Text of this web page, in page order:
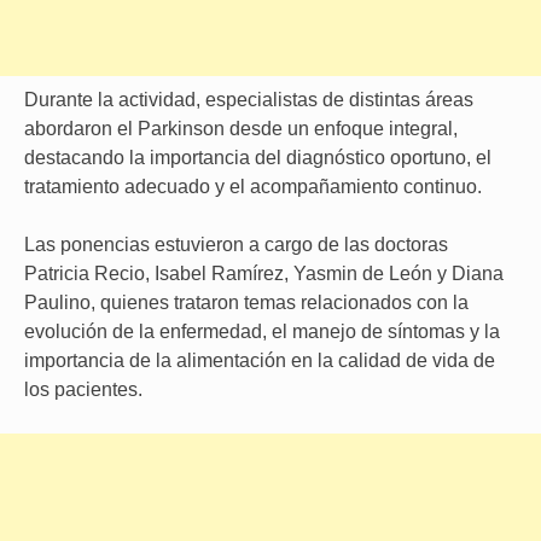
Durante la actividad, especialistas de distintas áreas
abordaron el Parkinson desde un enfoque integral,
destacando la importancia del diagnóstico oportuno, el
tratamiento adecuado y el acompañamiento continuo.
Las ponencias estuvieron a cargo de las doctoras
Patricia Recio, Isabel Ramírez, Yasmin de León y Diana
Paulino, quienes trataron temas relacionados con la
evolución de la enfermedad, el manejo de síntomas y la
importancia de la alimentación en la calidad de vida de
los pacientes.